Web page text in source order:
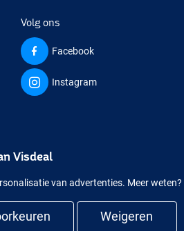
Volg ons
Facebook
Instagram
Visdeal
van advertenties. Meer weten?
Weigeren